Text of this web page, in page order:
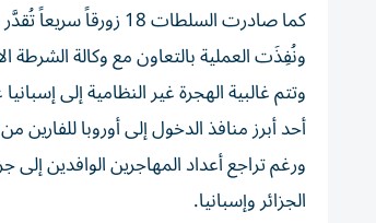
كما صادرت السلطات 18 زورقاً سريعاً تُقدَّر قيمتها بأكثر من ستة ملايين دولار.
ونُفِذَت العملية بالتعاون مع وكالة الشرطة
وتتم غالبية الهجرة غير النظامية إلى
أحد أبرز منافذ الدخول إلى أوروبا للفارين
ورغم تراجع أعداد المهاجرين الوافدين إلى
الجزائر وإسبانيا.